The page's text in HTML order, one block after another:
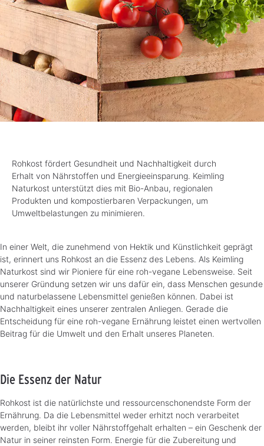
Rohkost fördert Gesundheit und Nachhaltigkeit durch
Erhalt von Nährstoffen und Energieeinsparung. Keimling
Naturkost unterstützt dies mit Bio-Anbau, regionalen
Produkten und kompostierbaren Verpackungen, um
Umweltbelastungen zu minimieren.
In einer Welt, die zunehmend von Hektik und Künstlichkeit geprägt
ist, erinnert uns Rohkost an die Essenz des Lebens. Als Keimling
Naturkost sind wir Pioniere für eine roh-vegane Lebensweise. Seit
unserer Gründung setzen wir uns dafür ein, dass Menschen gesunde
und naturbelassene Lebensmittel genießen können. Dabei ist
Nachhaltigkeit eines unserer zentralen Anliegen. Gerade die
Entscheidung für eine roh-vegane Ernährung leistet einen wertvollen
Beitrag für die Umwelt und den Erhalt unseres Planeten.
Die Essenz der Natur
Rohkost ist die natürlichste und ressourcenschonendste Form der
Ernährung. Da die Lebensmittel weder erhitzt noch verarbeitet
werden, bleibt ihr voller Nährstoffgehalt erhalten – ein Geschenk der
Natur in seiner reinsten Form. Energie für die Zubereitung und